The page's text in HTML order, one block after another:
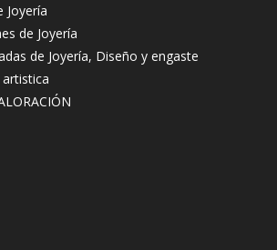
Joyería
de Joyería
de Joyería, Diseño y engaste
artistica